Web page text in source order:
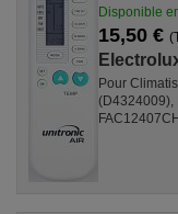
Disponible
15,50 €
Pour
(D4324009),